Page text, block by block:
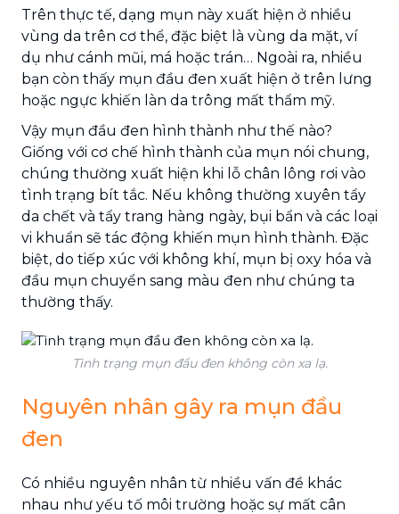
Trên thực tế, dạng mụn này xuất hiện ở nhiều
vùng da trên cơ thể, đặc biệt là vùng da mặt, ví
dụ như cánh mũi, má hoặc trán… Ngoài ra, nhiều
bạn còn thấy mụn đầu đen xuất hiện ở trên lưng
hoặc ngực khiến làn da trông mất thẩm mỹ.
Vậy mụn đầu đen hình thành như thế nào?
Giống với cơ chế hình thành của mụn nói chung,
chúng thường xuất hiện khi lỗ chân lông rơi vào
tình trạng bít tắc. Nếu không thường xuyên tẩy
da chết và tẩy trang hàng ngày, bụi bẩn và các loại
vi khuẩn sẽ tác động khiến mụn hình thành. Đặc
biệt, do tiếp xúc với không khí, mụn bị oxy hóa và
đầu mụn chuyển sang màu đen như chúng ta
thường thấy.
Tình trạng mụn đầu đen không còn xa lạ.
Nguyên nhân gây ra mụn đầu
đen
Có nhiều nguyên nhân từ nhiều vấn đề khác
nhau như yếu tố môi trường hoặc sự mất cân